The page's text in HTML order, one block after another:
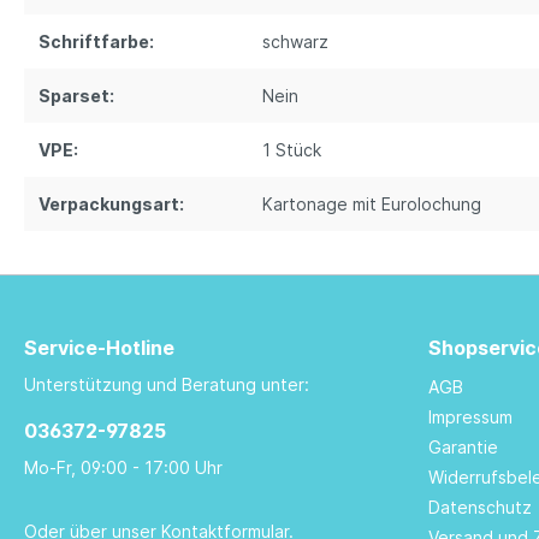
Schriftfarbe: schwarz
Sparset: Nein
VPE: 1 Stück
Verpackungsart: Kartonage mit Eurolochung
Service-Hotline
Unterstützung und Beratung unter:
036372-97825
Mo-Fr, 09:00 - 17:00 Uhr
Oder über unser Kontaktformular.
AGB
Impressum
Garantie
Datenschutz